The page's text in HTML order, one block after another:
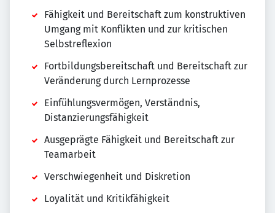
Fähigkeit und Bereitschaft zum konstruktiven
Umgang mit Konflikten und zur kritischen
Selbstreflexion
Fortbildungsbereitschaft und Bereitschaft zur
Veränderung durch Lernprozesse
Einfühlungsvermögen, Verständnis,
Distanzierungsfähigkeit
Ausgeprägte Fähigkeit und Bereitschaft zur
Teamarbeit
Verschwiegenheit und Diskretion
Loyalität und Kritikfähigkeit